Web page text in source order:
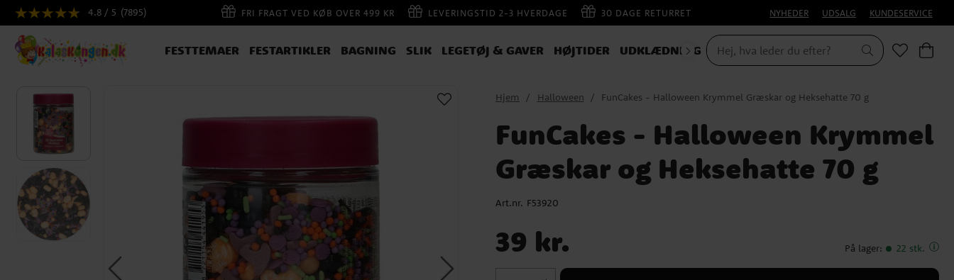
4.8 / 5 (7895) FRI FRAGT VED KØB OVER 499 KR LEVERINGSTID 2-3 HVERDAGE 30 DAGE RETURRET NYHEDER UDSALG KUNDESERVICE
FESTTEMAER FESTARTIKLER BAGNING SLIK LEGETØJ & GAVER HØJTIDER UDKLÆDNING HALLOWEEN
Hjem Halloween FunCakes - Halloween Krymmel Græskar og Heksehatte 70 g
FunCakes - Halloween Krymmel
Græskar og Heksehatte 70 g
Art.nr. F53920
39 kr. På lager: 22 stk.